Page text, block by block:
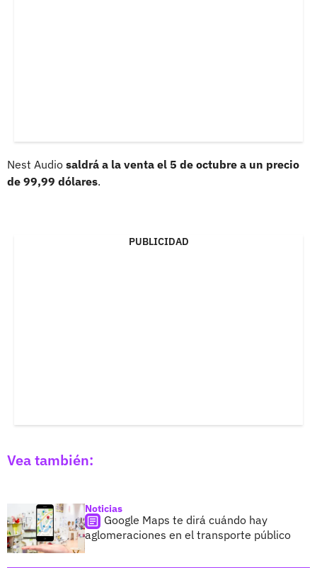
Nest Audio saldrá a la venta el 5 de octubre a un precio
de 99,99 dólares.
PUBLICIDAD
Vea también:
Noticias
Google Maps te dirá cuándo hay
aglomeraciones en el transporte público